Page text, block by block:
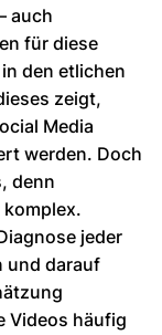
auch
für diese
den etlichen
zeigt,
Media
werden. Doch
denn
jeder
und darauf
Videos häufig